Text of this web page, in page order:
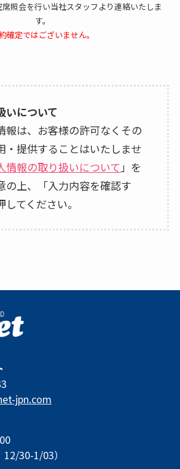
照会を行い当社スタッフより連絡いたしま
す。
確定ではございません。
いについて
報は、お客様の許可なくその
・提供することはいたしませ
情報の取り扱いについて 」を
の上、「入力内容を確認す
てください。
jpn.com
12/30-1/03）